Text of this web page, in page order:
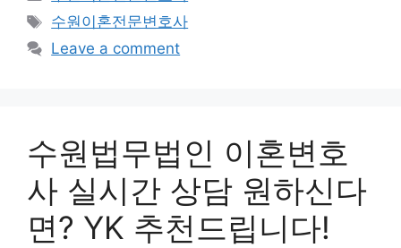
Tags
수원이혼전문변호사
Leave a comment
수원법무법인 이혼변호
사 실시간 상담 원하신다
면? YK 추천드립니다!